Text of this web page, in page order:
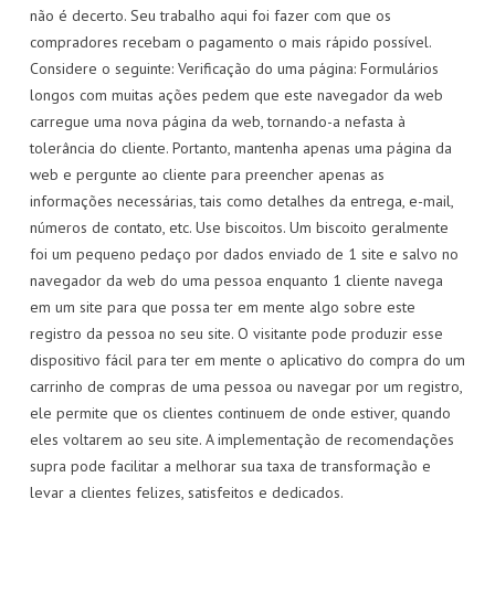
não é decerto. Seu trabalho aqui foi fazer com que os
compradores recebam o pagamento o mais rápido possível.
Considere o seguinte: Verificação do uma página: Formulários
longos com muitas ações pedem que este navegador da web
carregue uma nova página da web, tornando-a nefasta à
tolerância do cliente. Portanto, mantenha apenas uma página da
web e pergunte ao cliente para preencher apenas as
informações necessárias, tais como detalhes da entrega, e-mail,
números de contato, etc. Use biscoitos. Um biscoito geralmente
foi um pequeno pedaço por dados enviado de 1 site e salvo no
navegador da web do uma pessoa enquanto 1 cliente navega
em um site para que possa ter em mente algo sobre este
registro da pessoa no seu site. O visitante pode produzir esse
dispositivo fácil para ter em mente o aplicativo do compra do um
carrinho de compras de uma pessoa ou navegar por um registro,
ele permite que os clientes continuem de onde estiver, quando
eles voltarem ao seu site. A implementação de recomendações
supra pode facilitar a melhorar sua taxa de transformação e
levar a clientes felizes, satisfeitos e dedicados.